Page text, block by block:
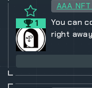
1
AAA
You can
right